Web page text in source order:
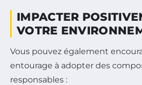
IMPACTER
VOTRE
Vous pouvez également
entourage à adopter des
responsables :